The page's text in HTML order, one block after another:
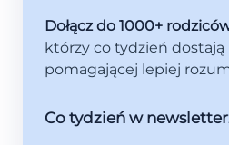
Dołącz do 1000+
którzy co tydzień
pomagającej lepiej
Co tydzień w